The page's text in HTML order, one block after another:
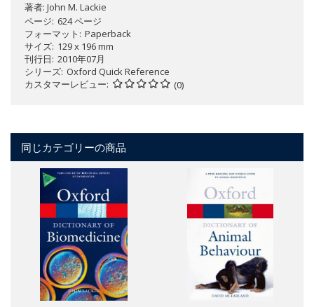
著者: John M. Lackie
ページ 624 ページ
フォーマット
Paperback
サイズ 129 x 196 mm
刊行日 2010年07月
シリーズ Oxford Quick Reference
カスタマーレビュー
(0)
同じカテゴリーの商品